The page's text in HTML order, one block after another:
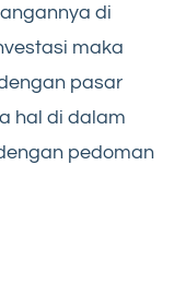
di
maka
pasar
hal di dalam
pedoman